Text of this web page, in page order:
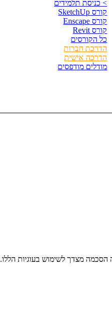
> כניסת תלמידים
קורס SketchUp
קורס Enscape
קורס Revit
כל הקורסים
הדרכת חברות
הדרכה אישית
מודלים מודפסים
מצדך לשימוש בעוגיות הללו.